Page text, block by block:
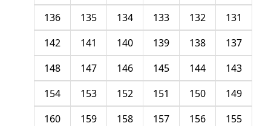
131
132
133
134
135
136
137
138
139
140
141
142
143
144
145
146
147
148
149
150
151
152
153
154
155
156
157
158
159
160